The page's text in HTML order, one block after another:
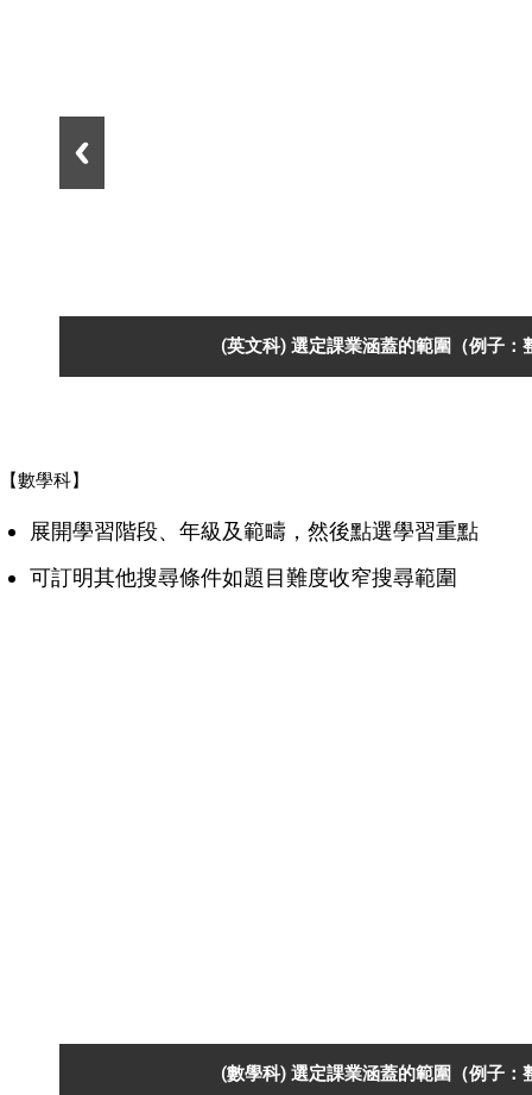
(英文科) 選定課業涵蓋的範圍（例子：
【數學科】
展開學習階段、年級及範疇，然後點選學習重點
可訂明其他搜尋條件如題目難度收窄搜尋範圍
(數學科) 選定課業涵蓋的範圍（例子：